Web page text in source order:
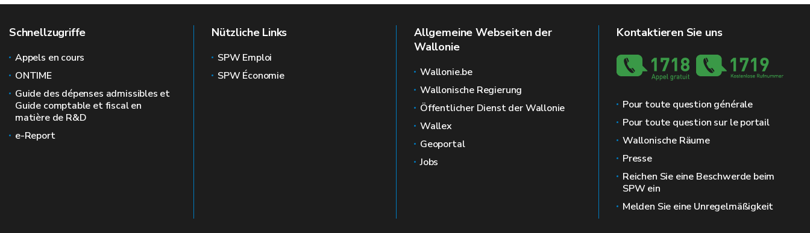
Schnellzugriffe
Appels en cours
ONTIME
Guide des dépenses admissibles et
Guide comptable et fiscal en
matière de R&D
e-Report
Nützliche Links
SPW Emploi
SPW Économie
Allgemeine Webseiten der
Wallonie
Wallonie.be
Wallonische Regierung
Öffentlicher Dienst der Wallonie
Wallex
Geoportal
Jobs
Kontaktieren Sie uns
Pour toute question générale
Pour toute question sur le portail
Wallonische Räume
Presse
Reichen Sie eine Beschwerde beim
SPW ein
Melden Sie eine Unregelmäßigkeit